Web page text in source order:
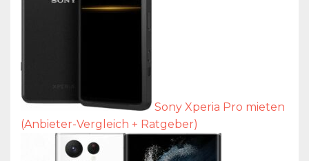
Sony Xperia Pro mieten
(Anbieter-Vergleich + Ratgeber)